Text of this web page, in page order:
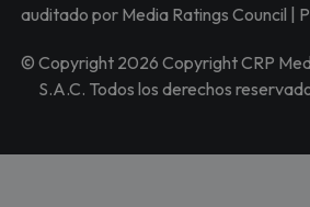
auditado por Media Ratings Council |
© Copyright 2026 Copyright CRP
S.A.C. Todos los derechos